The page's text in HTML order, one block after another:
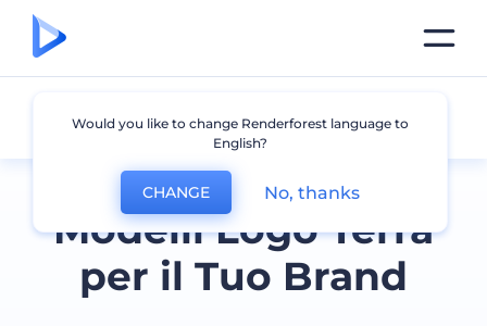
Modelli Logo Terra
per il Tuo Brand
Terra
Would you like to change Renderforest language to
English?
CHANGE No, thanks